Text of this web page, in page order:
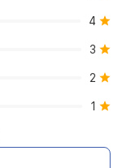
Smart
لضبط
الحرارة
4
3
2
1